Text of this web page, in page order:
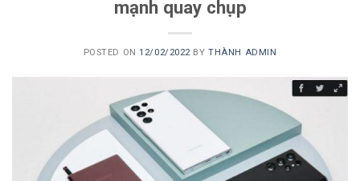
mạnh quay chụp
POSTED ON12/02/2022 BYTHÀNH ADMIN